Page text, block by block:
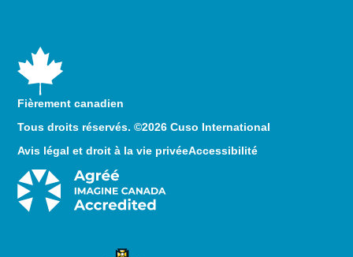
Fièrement canadien
Tous droits réservés. ©2026 Cuso International
Avis légal et droit à la vie privéeAccessibilité